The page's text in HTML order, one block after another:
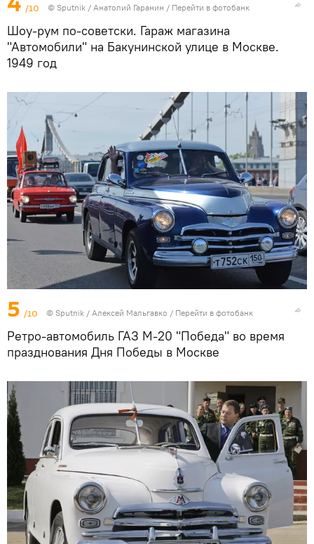
/10 © Sputnik / Анатолий Гаранин / Перейти в фотобанк
Шоу-рум по-советски. Гараж магазина
"Автомобили" на Бакунинской улице в Москве.
1949 год
5 /10 © Sputnik / Алексей Мальгавко / Перейти в фотобанк
Ретро-автомобиль ГАЗ М-20 "Победа" во время
празднования Дня Победы в Москве